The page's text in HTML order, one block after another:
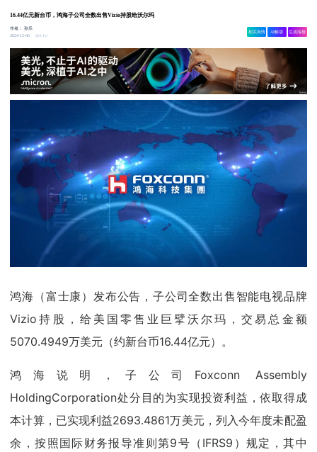
16.44亿元新台币，鸿海子公司全数出售Vizio持股给沃尔玛
作者：孙乐
2024-12-06
4.1w
相关舆情 AI解读 生成海报
鸿海（富士康）发布公告，子公司全数出售智能电视品牌
Vizio持股，给美国零售业巨擘沃尔玛，交易总金额
5070.4949万美元（约新台币16.44亿元）。
鸿海说明，子公司Foxconn Assembly
HoldingCorporation处分目的为实现投资利益，依取得成
本计算，已实现利益2693.4861万美元，列入今年度未配盈
余，按照国际财务报导准则第9号（IFRS9）规定，其中